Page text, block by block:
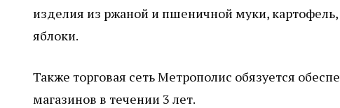
изделия из ржаной и пшеничной муки,
яблоки.
Также торговая сеть Метрополис обязуется
магазинов в течении 3 лет.